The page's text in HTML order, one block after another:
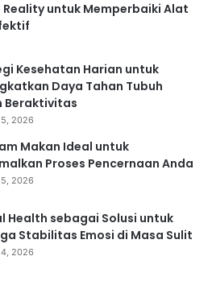
untuk Memperbaiki Alat
Kesehatan Harian untuk
Daya Tahan Tubuh
Beraktivitas
2026
Makan Ideal untuk
Proses Pencernaan Anda
2026
Health sebagai Solusi untuk
Stabilitas Emosi di Masa Sulit
2026